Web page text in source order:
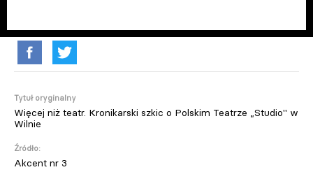
Tytuł oryginalny
Więcej niż teatr. Kronikarski szkic o Polskim Teatrze „Studio" w
Wilnie
Źródło:
Akcent nr 3